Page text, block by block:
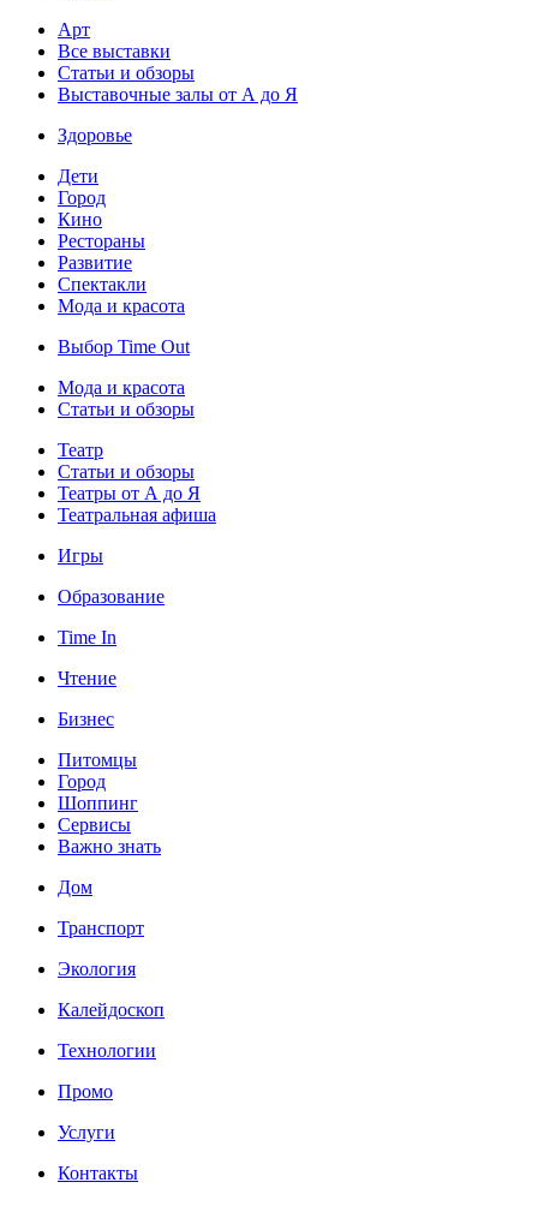
Арт
Все выставки
Статьи и обзоры
Выставочные залы от А до Я
Здоровье
Дети
Город
Кино
Рестораны
Развитие
Спектакли
Мода и красота
Выбор Time Out
Мода и красота
Статьи и обзоры
Театр
Статьи и обзоры
Театры от А до Я
Театральная афиша
Игры
Образование
Time In
Чтение
Бизнес
Питомцы
Город
Шоппинг
Сервисы
Важно знать
Дом
Транспорт
Экология
Калейдоскоп
Технологии
Промо
Услуги
Контакты